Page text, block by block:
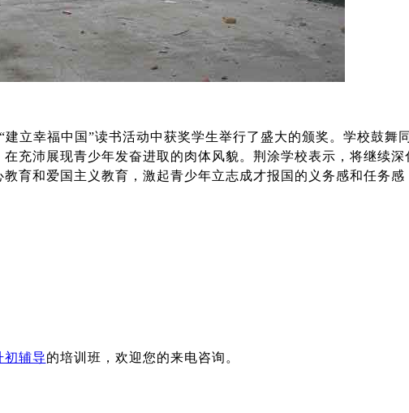
立幸福中国”读书活动中获奖学生举行了盛大的颁奖。学校鼓舞
充沛展现青少年发奋进取的肉体风貌。荆涂学校表示，将继续深
育和爱国主义教育，激起青少年立志成才报国的义务感和任务感
初辅导的培训班，欢迎您的来电咨询。